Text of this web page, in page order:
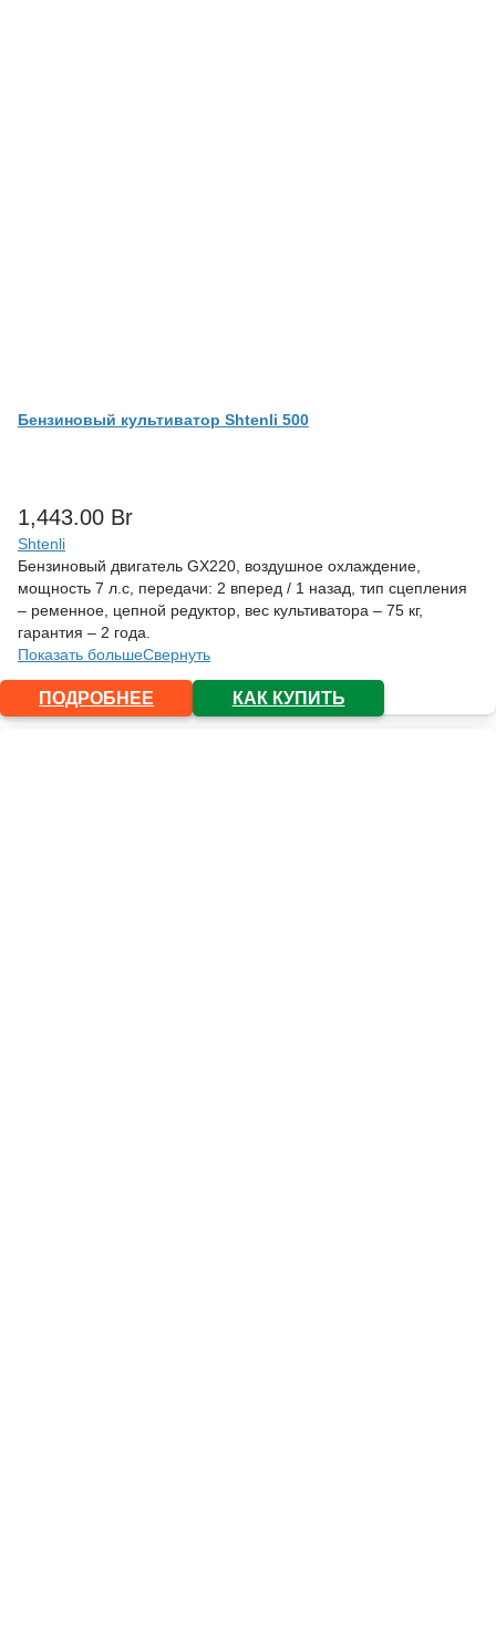
Бензиновый культиватор Shtenli 500
1,443.00 Br
Shtenli
Бензиновый двигатель GX220, воздушное охлаждение,
мощность 7 л.с, передачи: 2 вперед / 1 назад, тип сцепления
– ременное, цепной редуктор, вес культиватора – 75 кг,
гарантия – 2 года.
Показать большеСвернуть
ПОДРОБНЕЕ КАК КУПИТЬ